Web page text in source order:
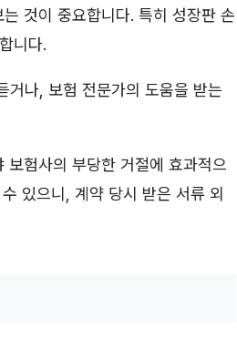
것이 중요합니다. 특히 성장판 손
니다.
거나, 보험 전문가의 도움을 받는
험사의 부당한 거절에 효과적으
있으니, 계약 당시 받은 서류 외